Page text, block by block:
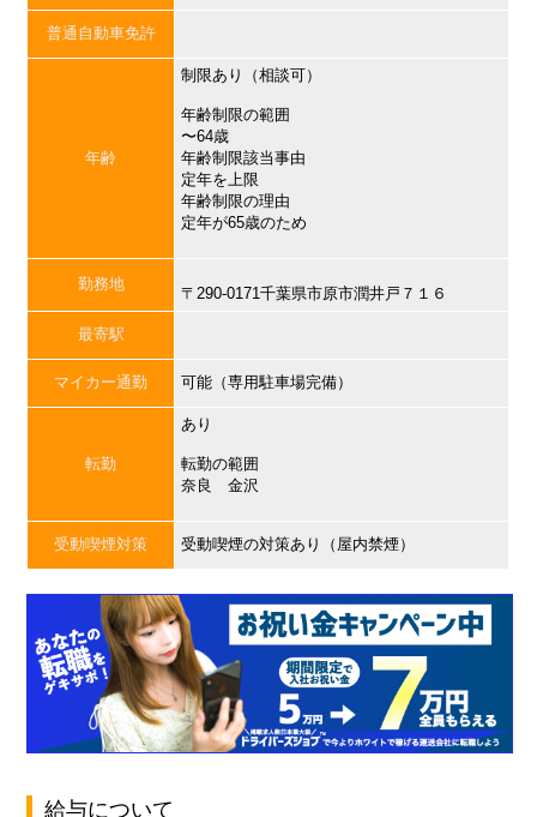
普通自動車免許
年齢
制限あり（相談可）
年齢制限の範囲
〜64歳
年齢制限該当事由
定年を上限
年齢制限の理由
定年が65歳のため
勤務地
〒290-0171千葉県市原市潤井戸７１６
最寄駅
マイカー通勤 可能（専用駐車場完備）
転勤
あり
転勤の範囲
奈良 金沢
受動喫煙対策 受動喫煙の対策あり（屋内禁煙）
給与について